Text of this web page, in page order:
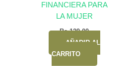
FINANCIERA PARA
LA MUJER
Bs.129,00
AÑADIR AL
CARRITO